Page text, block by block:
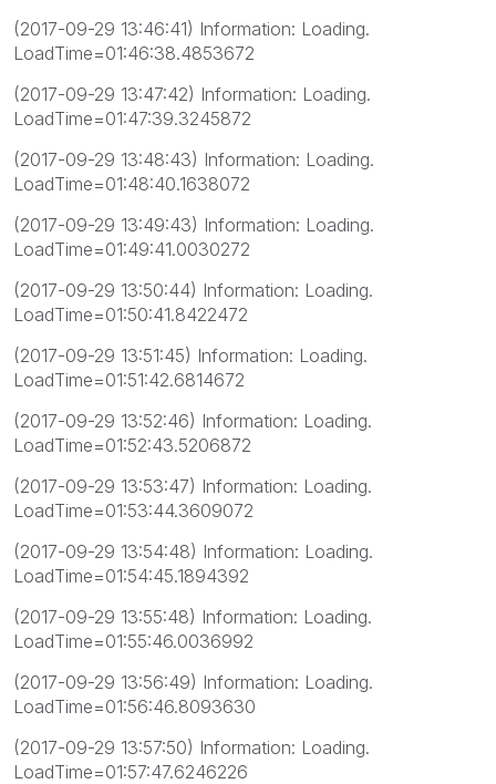
(2017-09-29 13:46:41) Information: Loading.
LoadTime=01:46:38.4853672
(2017-09-29 13:47:42) Information: Loading.
LoadTime=01:47:39.3245872
(2017-09-29 13:48:43) Information: Loading.
LoadTime=01:48:40.1638072
(2017-09-29 13:49:43) Information: Loading.
LoadTime=01:49:41.0030272
(2017-09-29 13:50:44) Information: Loading.
LoadTime=01:50:41.8422472
(2017-09-29 13:51:45) Information: Loading.
LoadTime=01:51:42.6814672
(2017-09-29 13:52:46) Information: Loading.
LoadTime=01:52:43.5206872
(2017-09-29 13:53:47) Information: Loading.
LoadTime=01:53:44.3609072
(2017-09-29 13:54:48) Information: Loading.
LoadTime=01:54:45.1894392
(2017-09-29 13:55:48) Information: Loading.
LoadTime=01:55:46.0036992
(2017-09-29 13:56:49) Information: Loading.
LoadTime=01:56:46.8093630
(2017-09-29 13:57:50) Information: Loading.
LoadTime=01:57:47.6246226